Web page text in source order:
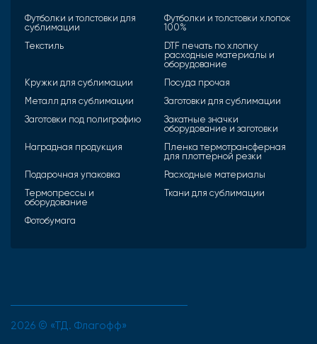
Футболки и толстовки для
сублимации
Футболки и толстовки хлопок
100%
Текстиль
DTF печать по хлопку
расходные материалы и
оборудование
Кружки для сублимации
Посуда прочая
Металл для сублимации
Заготовки для сублимации
Заготовки под полиграфию
Закатные значки
оборудование и заготовки
Наградная продукция
Пленка термотрансферная
для плоттерной резки
Подарочная упаковка
Расходные материалы
Термопрессы и
оборудование
Ткани для сублимации
Фотобумага
2026 © «ТД. Флагофф»